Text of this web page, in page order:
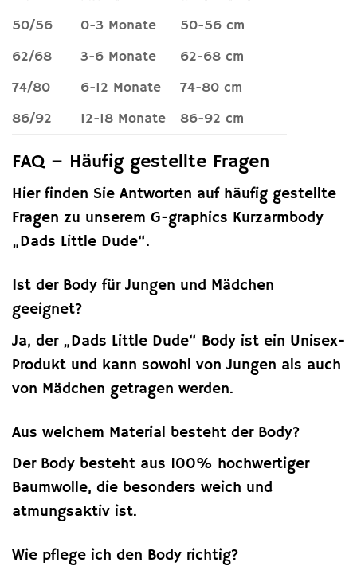
50/56
0-3 Monate
50-56 cm
62/68
3-6 Monate
62-68 cm
74/80
6-12 Monate
74-80 cm
86/92
12-18 Monate 86-92 cm
FAQ – Häufig gestellte Fragen
Hier finden Sie Antworten auf häufig gestellte
Fragen zu unserem G-graphics Kurzarmbody
„Dads Little Dude“.
Ist der Body für Jungen und Mädchen
geeignet?
Ja, der „Dads Little Dude“ Body ist ein Unisex-
Produkt und kann sowohl von Jungen als auch
von Mädchen getragen werden.
Aus welchem Material besteht der Body?
Der Body besteht aus 100% hochwertiger
Baumwolle, die besonders weich und
atmungsaktiv ist.
Wie pflege ich den Body richtig?